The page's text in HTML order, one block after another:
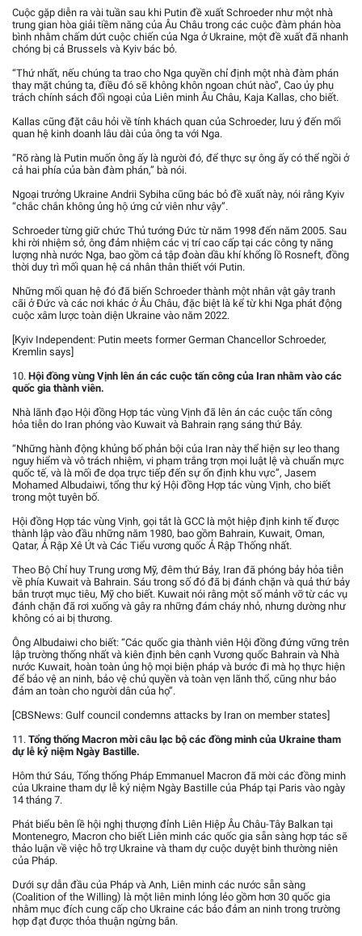
Cuộc gặp diễn ra vài tuần sau khi Putin đề xuất Schroeder như một nhà
trung gian hòa giải tiềm năng của Âu Châu trong các cuộc đàm phán hòa
bình nhằm chấm dứt cuộc chiến của Nga ở Ukraine, một đề xuất đã nhanh
chóng bị cả Brussels và Kyiv bác bỏ.
“Thứ nhất, nếu chúng ta trao cho Nga quyền chỉ định một nhà đàm phán
thay mặt chúng ta, điều đó sẽ không khôn ngoan chút nào”, Cao ủy phụ
trách chính sách đối ngoại của Liên minh Âu Châu, Kaja Kallas, cho biết.
Kallas cũng đặt câu hỏi về tính khách quan của Schroeder, lưu ý đến mối
quan hệ kinh doanh lâu dài của ông ta với Nga.
“Rõ ràng là Putin muốn ông ấy là người đó, để thực sự ông ấy có thể ngồi ở
cả hai phía của bàn đàm phán,” bà nói.
Ngoại trưởng Ukraine Andrii Sybiha cũng bác bỏ đề xuất này, nói rằng Kyiv
“chắc chắn không ủng hộ ứng cử viên như vậy”.
Schroeder từng giữ chức Thủ tướng Đức từ năm 1998 đến năm 2005. Sau
khi rời nhiệm sở, ông đảm nhiệm các vị trí cao cấp tại các công ty năng
lượng nhà nước Nga, bao gồm cả tập đoàn dầu khí khổng lồ Rosneft, đồng
thời duy trì mối quan hệ cá nhân thân thiết với Putin.
Những mối quan hệ đó đã biến Schroeder thành một nhân vật gây tranh
cãi ở Đức và các nơi khác ở Âu Châu, đặc biệt là kể từ khi Nga phát động
cuộc xâm lược toàn diện Ukraine vào năm 2022.
[Kyiv Independent: Putin meets former German Chancellor Schroeder,
Kremlin says]
10. Hội đồng vùng Vịnh lên án các cuộc tấn công của Iran nhằm vào các
quốc gia thành viên.
Nhà lãnh đạo Hội đồng Hợp tác vùng Vịnh đã lên án các cuộc tấn công
hỏa tiễn do Iran phóng vào Kuwait và Bahrain rạng sáng thứ Bảy.
“Những hành động khủng bố phản bội của Iran này thể hiện sự leo thang
nguy hiểm và vô trách nhiệm, vi phạm trắng trợn mọi luật lệ và chuẩn mực
quốc tế, và là mối đe dọa trực tiếp đến sự ổn định khu vực”, Jasem
Mohamed Albudaiwi, tổng thư ký Hội đồng Hợp tác vùng Vịnh, cho biết
trong một tuyên bố.
Hội đồng Hợp tác vùng Vịnh, gọi tắt là GCC là một hiệp định kinh tế được
thành lập vào đầu những năm 1980, bao gồm Bahrain, Kuwait, Oman,
Qatar, Ả Rập Xê Út và Các Tiểu vương quốc Ả Rập Thống nhất.
Theo Bộ Chỉ huy Trung ương Mỹ, đêm thứ Bảy, Iran đã phóng bảy hỏa tiễn
về phía Kuwait và Bahrain. Sáu trong số đó đã bị đánh chặn và quả thứ bảy
bắn trượt mục tiêu, Mỹ cho biết. Kuwait nói rằng một số mảnh vỡ từ các vụ
đánh chặn đã rơi xuống và gây ra những đám cháy nhỏ, nhưng dường như
không có ai bị thương.
Ông Albudaiwi cho biết: “Các quốc gia thành viên Hội đồng đứng vững trên
lập trường thống nhất và kiên định bên cạnh Vương quốc Bahrain và Nhà
nước Kuwait, hoàn toàn ủng hộ mọi biện pháp và bước đi mà họ thực hiện
để bảo vệ an ninh, bảo vệ chủ quyền và toàn vẹn lãnh thổ, cũng như bảo
đảm an toàn cho người dân của họ”.
[CBSNews: Gulf council condemns attacks by Iran on member states]
11. Tổng thống Macron mời câu lạc bộ các đồng minh của Ukraine tham
dự lễ kỷ niệm Ngày Bastille.
Hôm thứ Sáu, Tổng thống Pháp Emmanuel Macron đã mời các đồng minh
của Ukraine tham dự lễ kỷ niệm Ngày Bastille của Pháp tại Paris vào ngày
14 tháng 7.
Phát biểu bên lề hội nghị thượng đỉnh Liên Hiệp Âu Châu-Tây Balkan tại
Montenegro, Macron cho biết Liên minh các quốc gia sẵn sàng hợp tác sẽ
thảo luận về việc hỗ trợ Ukraine và tham dự cuộc duyệt binh thường niên
của Pháp.
Dưới sự dẫn đầu của Pháp và Anh, Liên minh các nước sẵn sàng
(Coalition of the Willing) là một liên minh lỏng lẻo gồm hơn 30 quốc gia
nhằm mục đích cung cấp cho Ukraine các bảo đảm an ninh trong trường
hợp đạt được thỏa thuận ngừng bắn.